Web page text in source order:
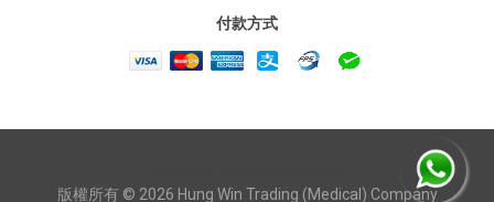
付款方式
版權所有 © 2026 Hung Win Trading (Medical) Company